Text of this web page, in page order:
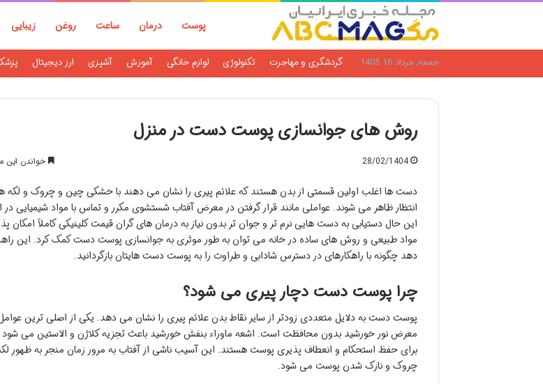
پوست درمان ساعت روغن زیبایی
جمعه, مرداد 16 1405 گردشگری و مهاجرت تکنولوژی لوازم خانگی آموزش آشپزی ارز دیجیتال
روش های جوانسازی پوست دست در منزل
28/02/1404 خواندن این مطلب 10 دقیقه
دست ها اغلب اولین قسمتی از بدن هستند که علائم پیری را نشان می دهند با خشکی چین و چروک و لکه
انتظار ظاهر می شوند. عواملی مانند قرار گرفتن در معرض آفتاب شستشوی مکرر و تماس با مواد شیمیایی در
این حال دستیابی به دست هایی نرم تر و جوان تر بدون نیاز به درمان های گران قیمت کلینیکی کاملاً امکان
مواد طبیعی و روش های ساده در خانه می توان به طور موثری به جوانسازی پوست دست کمک کرد. این
دهد چگونه با راهکارهای در دسترس شادابی و طراوت را به پوست دست هایتان بازگردانید.
چرا پوست دست دچار پیری می شود؟
پوست دست به دلایل متعددی زودتر از سایر نقاط بدن علائم پیری را نشان می دهد. یکی از اصلی ترین
معرض نور خورشید بدون محافظت است. اشعه ماوراء بنفش خورشید باعث تجزیه کلاژن و الاستین می شود
برای حفظ استحکام و انعطاف پذیری پوست هستند. این آسیب ناشی از آفتاب به مرور زمان منجر به ظهور
چروک و نازک شدن پوست می شود.